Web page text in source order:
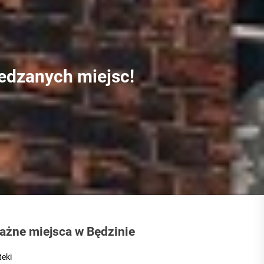
podjąć decyzję
firm? miejsc!
miejsca w Będzinie